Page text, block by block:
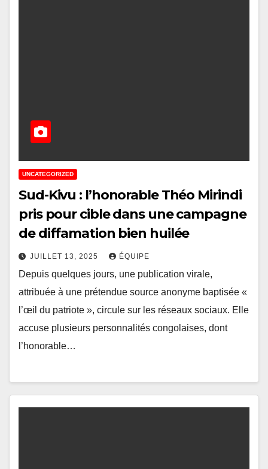
UNCATEGORIZED
Sud-Kivu : l’honorable Théo Mirindi
pris pour cible dans une campagne
de diffamation bien huilée
JUILLET 13, 2025 ÉQUIPE
Depuis quelques jours, une publication virale,
attribuée à une prétendue source anonyme baptisée «
l’œil du patriote », circule sur les réseaux sociaux. Elle
accuse plusieurs personnalités congolaises, dont
l’honorable…